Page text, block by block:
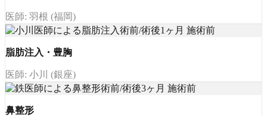
医師: 羽根 (福岡)
脂肪注入・豊胸
医師: 小川 (銀座)
鼻整形